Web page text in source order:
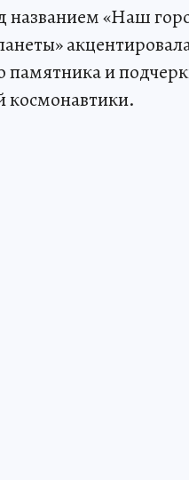
названием «Наш
памятника и
космонавтики.